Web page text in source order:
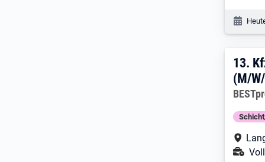
13.
13.
(M/